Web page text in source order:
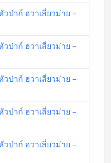
ป่าก์ ฮวาเสี่ยวม่าย –
ป่าก์ ฮวาเสี่ยวม่าย –
ป่าก์ ฮวาเสี่ยวม่าย –
ป่าก์ ฮวาเสี่ยวม่าย –
ป่าก์ ฮวาเสี่ยวม่าย –